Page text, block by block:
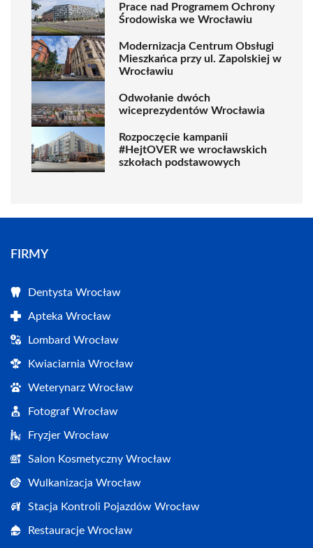
Prace nad Programem Ochrony
Środowiska we Wrocławiu
Modernizacja Centrum Obsługi
Mieszkańca przy ul. Zapolskiej w
Wrocławiu
Odwołanie dwóch
wiceprezydentów Wrocławia
Rozpoczęcie kampanii
#HejtOVER we wrocławskich
szkołach podstawowych
FIRMY
Dentysta Wrocław
Apteka Wrocław
Lombard Wrocław
Kwiaciarnia Wrocław
Weterynarz Wrocław
Fotograf Wrocław
Fryzjer Wrocław
Salon Kosmetyczny Wrocław
Wulkanizacja Wrocław
Stacja Kontroli Pojazdów Wrocław
Restauracje Wrocław